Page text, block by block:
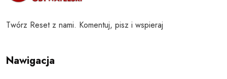
Twórz Reset z nami. Komentuj, pisz i wspieraj
Nawigacja